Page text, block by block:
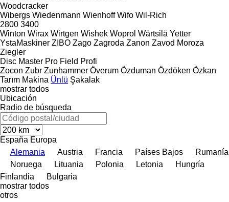
Woodcracker
Wibergs Wiedenmann Wienhoff Wifo Wil-Rich
2800 3400
Winton Wirax Wirtgen Wishek Woprol Wärtsilä Yetter
YstaMaskiner ZIBO Zago Zagroda Zanon Zavod Moroza
Ziegler
Disc Master Pro Field Profi
Zocon Zubr Zunhammer Överum Özduman Özdöken Özkan
Tarım Makina Ünlü Şakalak
mostrar todos
Ubicación
Radio de búsqueda
España Europa
Alemania
Austria Francia Países Bajos
Rumanía
Noruega
Lituania Polonia Letonia
Hungría
Finlandia
Bulgaria
mostrar todos
otros